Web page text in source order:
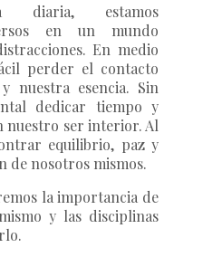
diaria, estamos
en un mundo
En medio
perder el contacto
nuestra esencia. Sin
dedicar tiempo y
nuestro ser interior. Al
equilibrio, paz y
de nosotros mismos.
la importancia de
y las disciplinas